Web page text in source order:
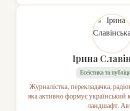
Ірина
Есеїстика та
Журналістка, перекладачка,
яка активно формує український
ландшафт.